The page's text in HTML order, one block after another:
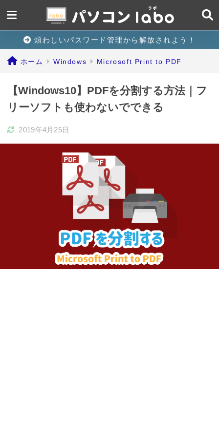
煩わしいパスワード管理から解放されよう！
ホーム Windows Microsoft Print to PDF
【Windows10】PDFを分割する方法｜フ
リーソフトも使わないでできる
2019年4月25日